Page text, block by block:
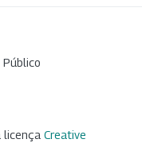
licença Creative